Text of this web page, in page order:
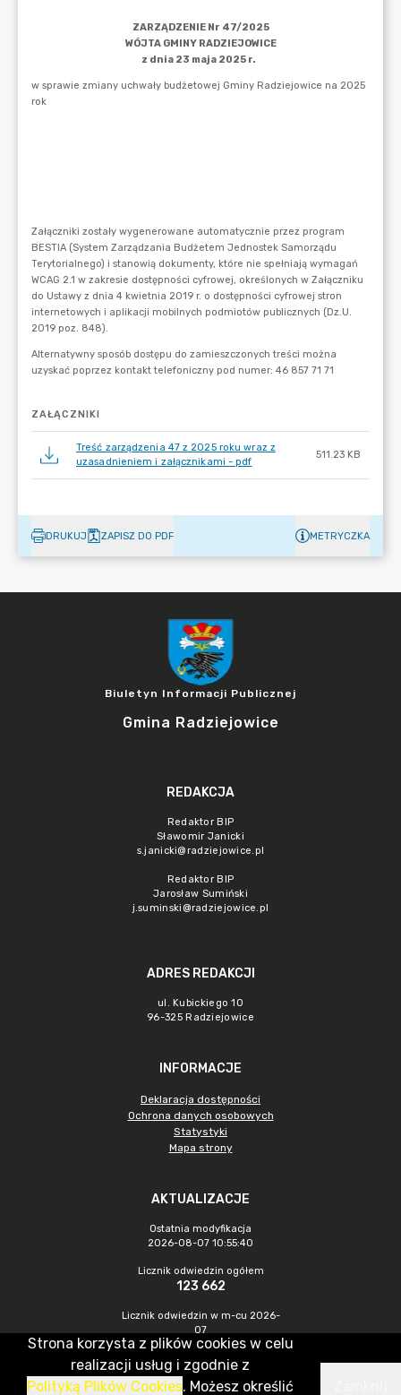
ZAŁĄCZNIKI
Treść zarządzenia 47 z 2025 roku wraz z
uzasadnieniem i załącznikami - pdf
511.23 KB
DRUKUJ ZAPISZ DO PDF METRYCZKA
Biuletyn Informacji Publicznej
Gmina Radziejowice
REDAKCJA
Redaktor BIP
Sławomir Janicki
s.janicki@radziejowice.pl
Redaktor BIP
Jarosław Sumiński
j.suminski@radziejowice.pl
ADRES REDAKCJI
ul. Kubickiego 10
96-325 Radziejowice
INFORMACJE
Deklaracja dostępności
Ochrona danych osobowych
Statystyki
Mapa strony
AKTUALIZACJE
Ostatnia modyfikacja
2026-08-07 10:55:40
Licznik odwiedzin ogółem
123 662
Licznik odwiedzin w m-cu 2026-
07
322
CMS & Hosting: Nefeni Sp. z o.o.
Strona korzysta z plików cookies w celu
realizacji usług i zgodnie z
Polityką Plików Cookies. Możesz określić